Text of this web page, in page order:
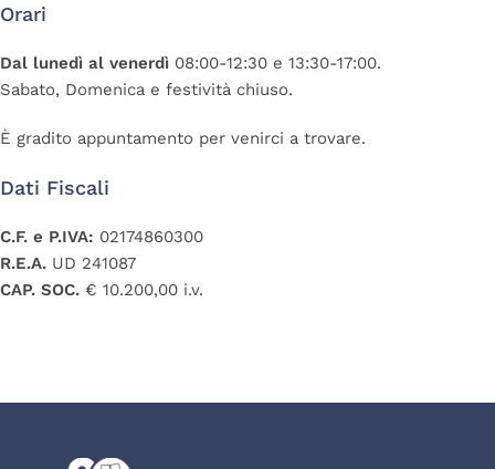
Orari
Dal lunedì al venerdì 08:00-12:30 e 13:30-17:00.
Sabato, Domenica e festività chiuso.
È gradito appuntamento per venirci a trovare.
Dati Fiscali
C.F. e P.IVA: 02174860300
R.E.A. UD 241087
CAP. SOC. € 10.200,00 i.v.